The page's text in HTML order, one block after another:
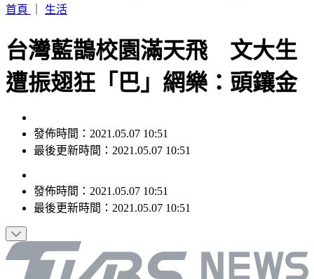
首頁
生活
台灣藍鵲校園滿天飛 文大生
遭振翅狂「巴」網樂：頭鑲金
發佈時間：2021.05.07 10:51
最後更新時間：2021.05.07 10:51
發佈時間： 2021.05.07 10:51
最後更新時間： 2021.05.07 10:51